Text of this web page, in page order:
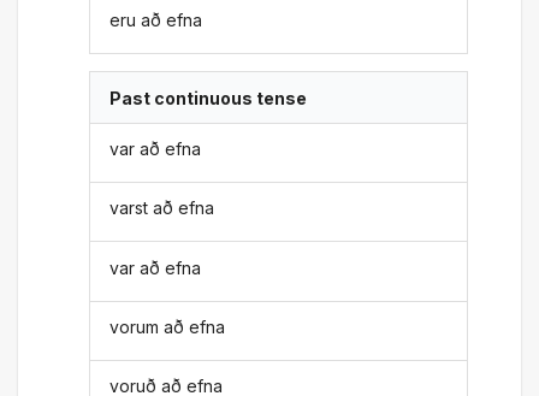
eru að efna
Past continuous tense
var að efna
varst að efna
var að efna
vorum að efna
voruð að efna